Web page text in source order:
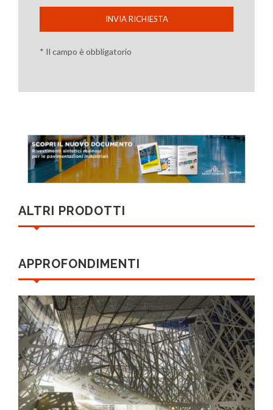
INVIA RICHIESTA
* Il campo è obbligatorio
ALTRI PRODOTTI
APPROFONDIMENTI